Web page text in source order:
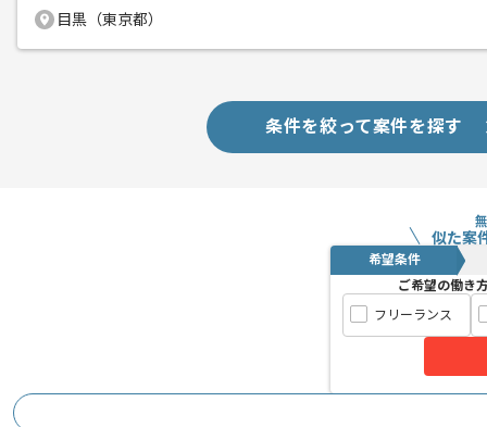
目黒（東京都）
条件を絞って案件を探す
似た案
希望条件
ご希望の働き
フリーランス